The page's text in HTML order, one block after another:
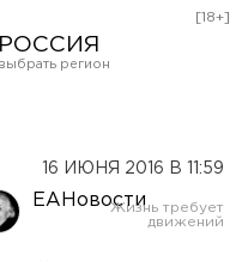
РОССИЯ
Оренбург
[18+]
16 ИЮНЯ 2016 В 11:59
ЕАНовости